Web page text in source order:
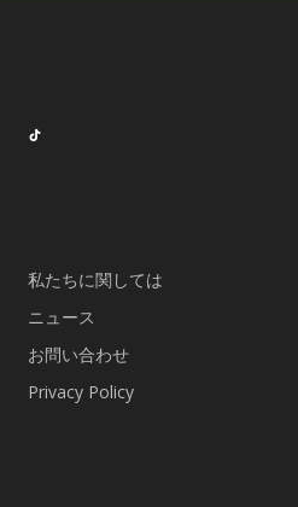
私たちに関しては
ニュース
お問い合わせ
Privacy Policy